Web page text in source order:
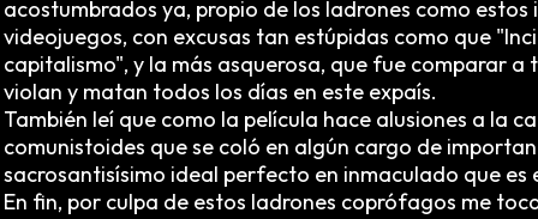
acostumbrados ya, propio de los ladrones como
videojuegos, con excusas tan estúpidas como que
capitalismo", y la más asquerosa, que fue comparar
violan y matan todos los días en este expaís.
También leí que como la película hace alusiones a la
comunistoides que se coló en algún cargo de
sacrosantisísimo ideal perfecto en inmaculado que es
En fin, por culpa de estos ladrones coprófagos me